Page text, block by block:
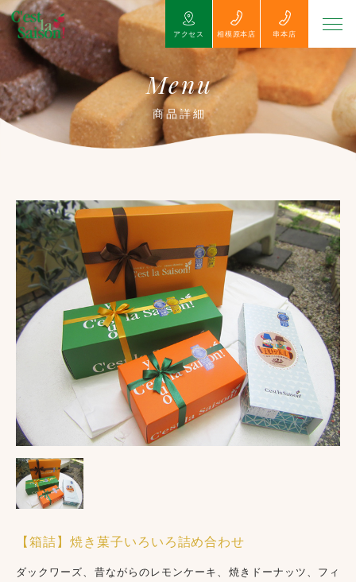
アクセス 相模原本店 串本店
Menu
商品詳細
【箱詰】焼き菓子いろいろ詰め合わせ
ダックワーズ、昔ながらのレモンケーキ、焼きドーナッツ、フィ